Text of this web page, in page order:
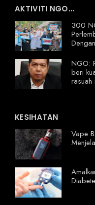
AKTIVITI NGO...
300
NGO:
beri
rasuah
KESIHATAN
Vape